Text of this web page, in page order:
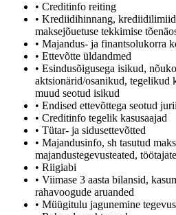
• Creditinfo reiting
• Krediidihinnang,
maksejõuetuse tekkimise
• Majandus- ja finantsolukorra
• Ettevõtte üldandmed
• Esindusõigusega isikud,
aktsionärid/osanikud, tegelikud
muud seotud isikud
• Endised ettevõttega seotud
• Creditinfo tegelik kasusaajad
• Tütar- ja sidusettevõtted
• Majandusinfo, sh tasutud
majandustegevusteated,
• Riigiabi
• Viimase 3 aasta bilansid,
rahavoogude aruanded
• Müügitulu jagunemine